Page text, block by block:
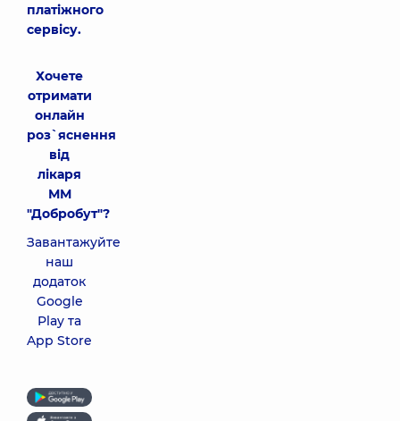
платіжного
сервісу.
Хочете
отримати
онлайн
роз`яснення
від
лікаря
ММ
"Добробут"?
Завантажуйте
наш
додаток
Google
Play та
App Store